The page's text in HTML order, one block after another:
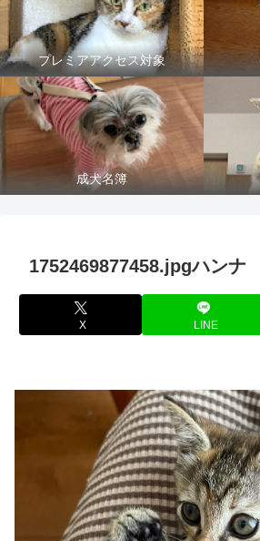
プレミアアクセス対象
成犬名簿
1752469877458.jpgハンナ
X LINE